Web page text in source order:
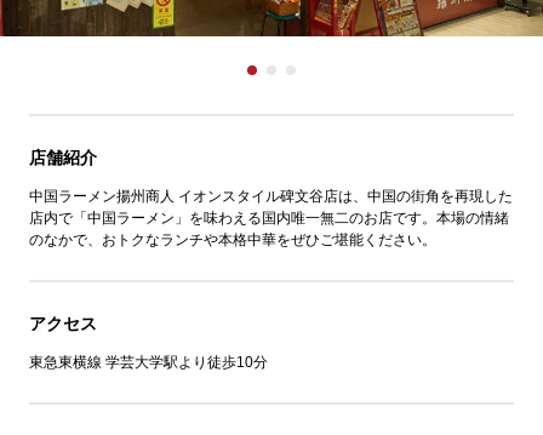
店舗紹介
中国ラーメン揚州商人 イオンスタイル碑文谷店は、中国の街角を再現した
店内で「中国ラーメン」を味わえる国内唯一無二のお店です。本場の情緒
のなかで、おトクなランチや本格中華をぜひご堪能ください。
アクセス
東急東横線 学芸大学駅より徒歩10分